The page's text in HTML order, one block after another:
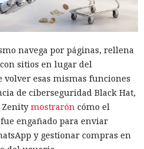
navega por páginas, rellena
sitios en lugar del
esas mismas funciones
de ciberseguridad Black Hat,
Zenity mostrarón cómo el
engañado para enviar
y gestionar compras en